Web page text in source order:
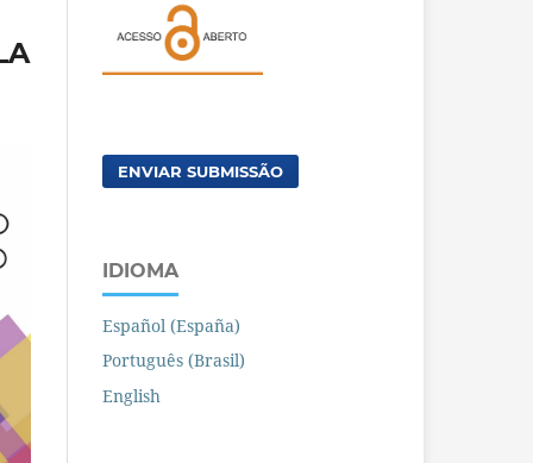
ENVIAR SUBMISSÃO
IDIOMA
Español (España)
Português (Brasil)
English